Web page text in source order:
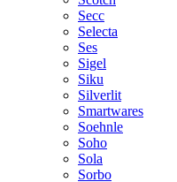
Secc
Selecta
Ses
Sigel
Siku
Silverlit
Smartwares
Soehnle
Soho
Sola
Sorbo